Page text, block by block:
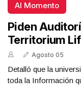
Al Momento
Piden
Territorium
Agosto 05
Detalló que la
toda la Información